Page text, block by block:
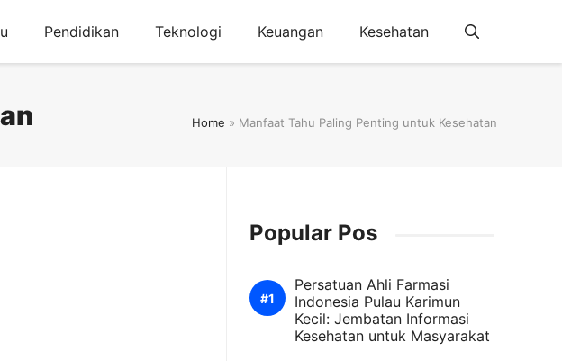
Pendidikan Teknologi Keuangan Kesehatan
Home » Manfaat Tahu Paling Penting untuk Kesehatan
Popular Pos
Persatuan Ahli Farmasi
Indonesia Pulau Karimun
Kecil: Jembatan Informasi
Kesehatan untuk Masyarakat